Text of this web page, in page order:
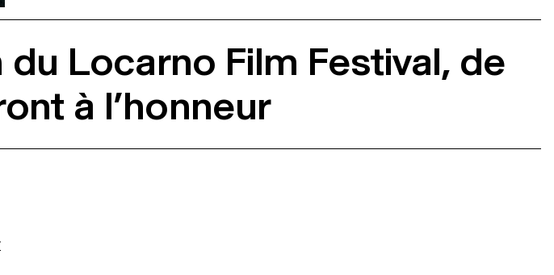
Locarno Film Festival, de
à l’honneur